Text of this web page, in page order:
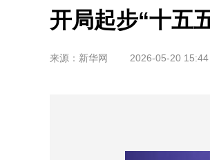
开局起步“十五
来源： 新华网 2026-05-20 15:44